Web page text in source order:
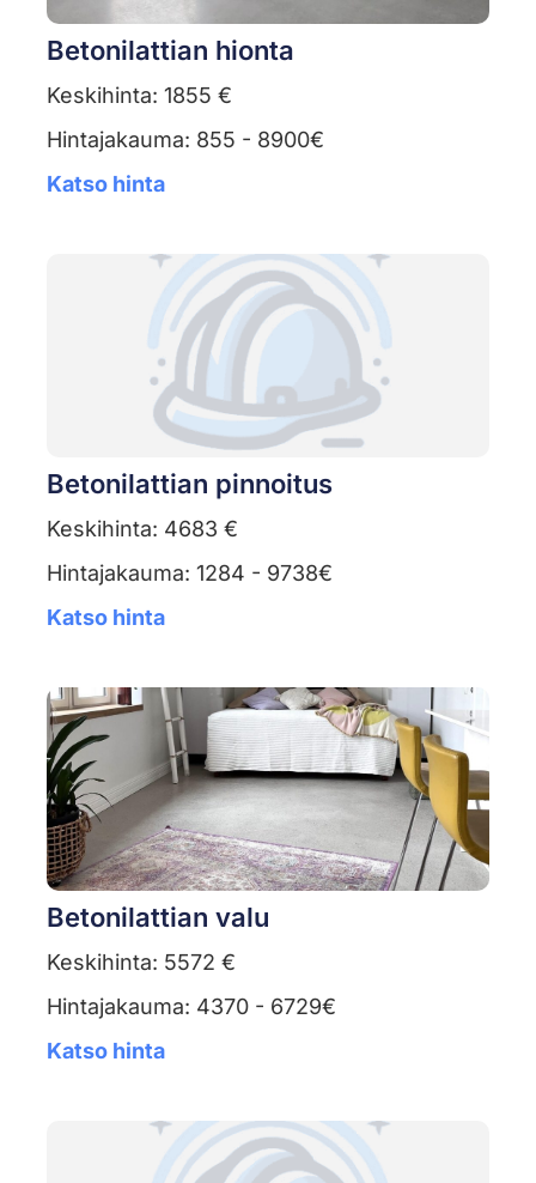
Betonilattian hionta
Keskihinta: 1855 €
Hintajakauma: 855 - 8900€
Katso hinta
Betonilattian pinnoitus
Keskihinta: 4683 €
Hintajakauma: 1284 - 9738€
Katso hinta
Betonilattian valu
Keskihinta: 5572 €
Hintajakauma: 4370 - 6729€
Katso hinta